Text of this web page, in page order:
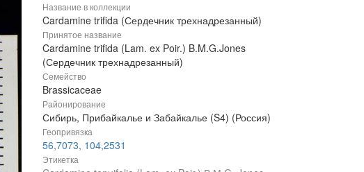
Название в коллекции
Cardamine trifida (Сердечник трехнадрезанный)
Принятое название
Cardamine trifida (Lam. ex Poir.) B.M.G.Jones
(Сердечник трехнадрезанный)
Семейство
Brassicaceae
Районирование
Сибирь, Прибайкалье и Забайкалье (S4) (Россия)
Геопривязка
56,7073, 104,2531
Этикетка